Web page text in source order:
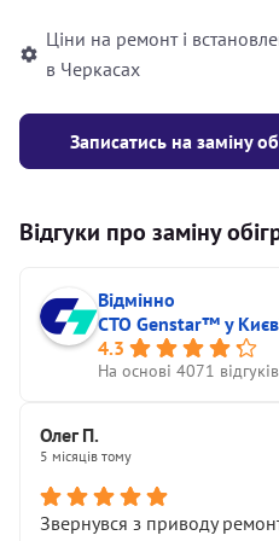
Ціни на ремонт і
в Черкасах
Записатись на заміну
Відгуки про заміну
Відмінно
СТО Genstar™ у
4.3
На основі 4071 відгуків
Олег П.
5 місяців тому
Звернувся з приводу